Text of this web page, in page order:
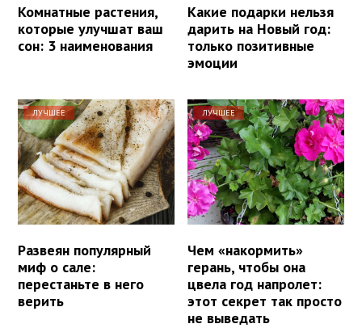
Комнатные растения,
которые улучшат ваш
сон: 3 наименования
Какие подарки нельзя
дарить на Новый год:
только позитивные
эмоции
ЛУЧШЕЕ
Развеян популярный
миф о сале:
перестаньте в него
верить
ЛУЧШЕЕ
Чем «накормить»
герань, чтобы она
цвела год напролет:
этот секрет так просто
не выведать